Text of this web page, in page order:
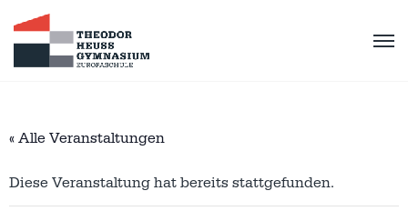
« Alle Veranstaltungen
Diese Veranstaltung hat bereits stattgefunden.